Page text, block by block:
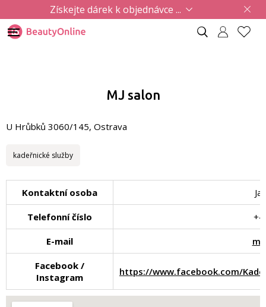
Získejte dárek k objednávce ...
MJ salon
U Hrůbků 3060/145, Ostrava
kadeřnické služby
Kontaktní osoba
Telefonní číslo
E-mail
Facebook /
Instagram
https://www.facebook.com/